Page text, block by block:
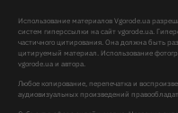
Использование материалов Vgorode.ua
систем гиперссылки на сайт vgorode.ua.
частичного цитирования. Она должна быть
цитируемый материал. Использование
vgorode.ua и автора.
Любое копирование, перепечатка и
аудиовизуальных произведений